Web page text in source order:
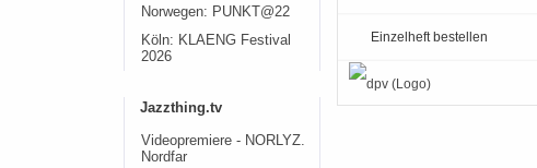
Norwegen: PUNKT@22
Köln: KLAENG Festival
2026
Jazzthing.tv
Videopremiere - NORLYZ.
Nordfar
Einzelheft bestellen